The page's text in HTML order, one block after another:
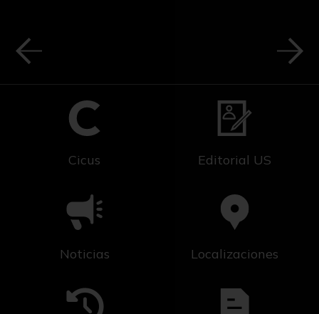
Cicus Editorial US
Noticias Localizaciones